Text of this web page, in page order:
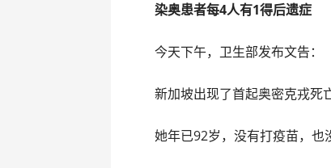
染奥患者每4人有1得后遗症
今天下午，卫生部发布文告：
新加坡出现了首起奥密克戎死
她年已92岁，没有打疫苗，也